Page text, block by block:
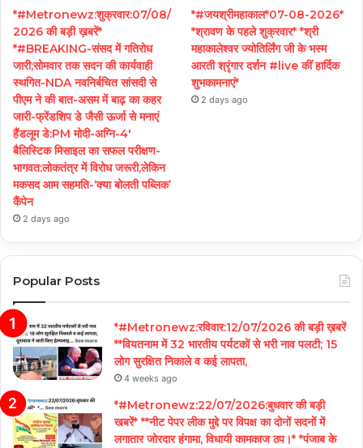
*#Metronewz:शुक्रवार:07/08/
2026 की बड़ी ख़बरें*
*#BREAKING-संसद में गतिरोध
जारी;सोमवार तक सदन की कार्यवाही
स्थगित-NDA नवनिर्बचित सांसदी से
पीएम ने की बात-असम में बाढ़ का कहर
जारी-फ्रेंडशिप डे जैसी ऊर्जा से मनाएं
हैंडलूम डे:PM मोदी-अग्नि-4′
बैलिस्टिक मिसाइल का सफल परीक्षण-
भागवत:लोकतंत्र में विरोध जरूरी,लेकिन
मकसद आम सहमति-‘क्या बोलती पब्लिक’
कैंपेन
2 days ago
*#जयश्रीमहाकाल*07-08-2026*
*श्रावण के पहले शुक्रवार* *श्री
महाकालेश्वर ज्योतिर्लिंग जी के भस्म
आरती श्रृंगार दर्शन #live कीं हार्दिक
शुभकामनाएं*
2 days ago
Popular Posts
*#Metronewz:रविवार:12/07/2026 की बड़ी ख़बरें
**वियतनाम में 32 भारतीय पर्यटकों से भरी नाव पलटी; 15
लोग सुरक्षित निकाले व कई लापता,
4 weeks ago
*#Metronewz:22/07/2026:बुधवार की बड़ी
खबरें* **नीट पेपर लीक मुद्दे पर विपक्ष का दोनों सदनों में
लगातार जोरदार हंगामा, विधायी कामकाज ठप।* *पंजाब के